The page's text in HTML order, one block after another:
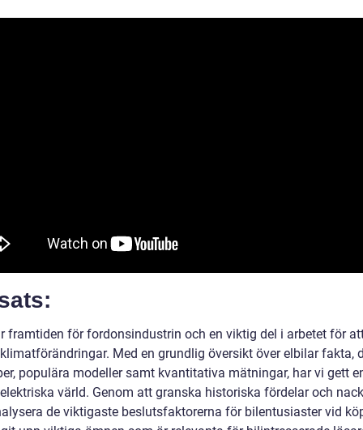
framtiden för fordonsindustrin och en viktig del i arbetet för
Med en grundlig översikt över elbilar fakta,
populära modeller samt kvantitativa mätningar, har vi gett
värld. Genom att granska historiska fördelar och
de viktigaste beslutsfaktorerna för bilentusiaster vid